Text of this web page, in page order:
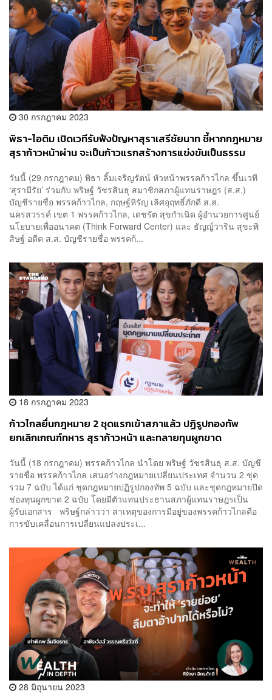
30 กรกฎาคม 2023
พิธา-ไอติม เปิดเวทีรับฟังปัญหาสุราเสรีชัยนาท ชี้หากกฎหมาย
สุราก้าวหน้าผ่าน จะเป็นก้าวแรกสร้างการแข่งขันเป็นธรรม
วันนี้ (29 กรกฎาคม) พิธา ลิ้มเจริญรัตน์ หัวหน้าพรรคก้าวไกล ขึ้นเวที
‘สุรามีรัย’ ร่วมกับ พริษฐ์ วัชรสินธุ สมาชิกสภาผู้แทนราษฎร (ส.ส.)
บัญชีรายชื่อ พรรคก้าวไกล, กฤษฐ์หิรัญ เลิศอุฤทธิ์ภักดี ส.ส.
นครสวรรค์ เขต 1 พรรคก้าวไกล, เดชรัต สุขกำเนิด ผู้อำนวยการศูนย์
นโยบายเพื่ออนาคต (Think Forward Center) และ ธัญญ์วาริน สุขะพิ
สิษฐ์ อดีต ส.ส. บัญชีรายชื่อ พรรคก้...
18 กรกฎาคม 2023
ก้าวไกลยื่นกฎหมาย 2 ชุดแรกเข้าสภาแล้ว ปฏิรูปกองทัพ
ยกเลิกเกณฑ์ทหาร สุราก้าวหน้า และทลายทุนผูกขาด
วันนี้ (18 กรกฎาคม) พรรคก้าวไกล นำโดย พริษฐ์ วัชรสินธุ ส.ส. บัญชี
รายชื่อ พรรคก้าวไกล เสนอร่างกฎหมายเปลี่ยนประเทศ จำนวน 2 ชุด
รวม 7 ฉบับ ได้แก่ ชุดกฎหมายปฏิรูปกองทัพ 5 ฉบับ และชุดกฎหมายปิด
ช่องทุนผูกขาด 2 ฉบับ โดยมีตัวแทนประธานสภาผู้แทนราษฎรเป็น
ผู้รับเอกสาร พริษฐ์กล่าวว่า สาเหตุของการมีอยู่ของพรรคก้าวไกลคือ
การขับเคลื่อนการเปลี่ยนแปลงประเ...
28 มิถุนายน 2023